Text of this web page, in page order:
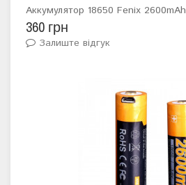
Аккумулятор 18650 Fenix 2600mAh
360 грн
Залиште відгук